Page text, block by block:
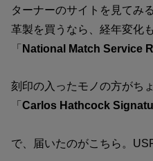
ターナーのサイトを見てみ
革製を買うなら、経年変化
「National Match Service
刻印の入ったモノの方がち
「Carlos Hathcock
で、届いたのがこちら。